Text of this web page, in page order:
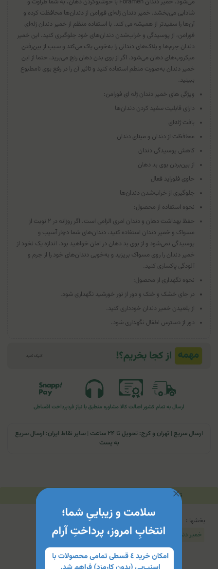
شادابی می‌بخشد. خمیر دندان ژله‌ای فورامن از دندان‌ها محافظت کرده و
آن‌ها را سفیدتر از همیشه می کند. با استفاده منظم از خمیر دندان ژله‌ای
فورامن، از پوسیدگی و خراب‌شدن دندان‌های خود جلوگیری کنید. این خمیر
دندان جرم‌ها و پلاک‌های دندانی را به‌خوبی پاک می‌کند و سبب از بین‌رفتن
میکروب‌های دهان می‌شود. اگر از بوی بدن دهان رنج می‌برید، حتما از این
خمیر دندان به‌صورت منظم استفاده کنید و تاثیر آن را در رفع بوی نامطبوع
ببینید.
ویژگی های خمیر دندان ژله ای فورامن:
دارای قابلیت سفید کردن دندان‌ها
بافت ژله‌ای
محافظت از دندان‌ و مینای دندان
کاهش پوسیدگی دندان
از بین‌بردن بوی بد دهان
حاوی فلوراید فعال
جلوگیری از خراب‌شدن دندان‌ها
نحوه استفاده از محصول:
حفظ بهداشت دهان و دندان امری الزامی است. اگر روزانه در ۲ نوبت از
مسواک و خمیر دندان استفاده کنید، دندان‌های شما دچار آسیب و
پوسیدگی نمی‌شود و از بوی بد دهان در امان خواهید بود. اندازه یک نخود از
خمیر دندان را روی مسواک بریزید و به‌خوبی دندان‌های خود را از جرم و
آلودگی پاکسازی کنید.
نحوه نگهداری از محصول:
در جای خشک و خنک و دور از نور خورشید نگهداری شود.
از بلعیدن خمیر دندان خودداری کنید.
دور از دسترس اطفال نگهداری شود.
ارسال به تمام کشوراصالت کالا مشاوره منطبق با نیاز فردپرداخت اقساطی
ارسال سریع | تهران و کرج: تحویل تا ۲۴ ساعت | سایر نقاط ایران: ارسال سریع
به پست
توضیحات جدول محتویات
بخشها :
خمیر دندان